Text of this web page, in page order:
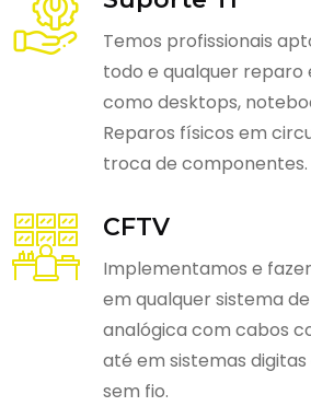
Temos profissionais
todo e qualquer reparo
como desktops,
Reparos físicos em
troca de componentes.
CFTV
Implementamos e
em qualquer sistema de
analógica com cabos
até em sistemas
sem fio.